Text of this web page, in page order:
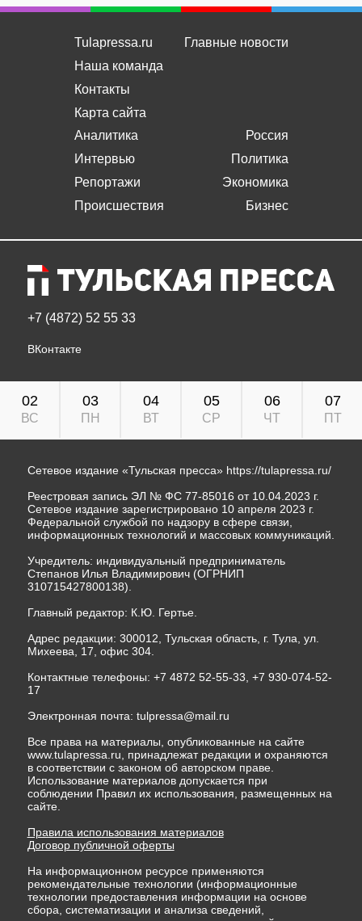
Tulapressa.ru
Наша команда
Контакты
Карта сайта
Главные новости
Аналитика
Интервью
Репортажи
Происшествия
Россия
Политика
Экономика
Бизнес
+7 (4872) 52 55 33
ВКонтакте
02
ВС
03
ПН
04
ВТ
05
СР
06
ЧТ
07
ПТ
Сетевое издание «Тульская пресса» https://tulapressa.ru/
Реестровая запись ЭЛ № ФС 77-85016 от 10.04.2023 г.
Сетевое издание зарегистрировано 10 апреля 2023 г.
Федеральной службой по надзору в сфере связи,
информационных технологий и массовых коммуникаций.
Учредитель: индивидуальный предприниматель
Степанов Илья Владимирович (ОГРНИП
310715427800138).
Главный редактор: К.Ю. Гертье.
Адрес редакции: 300012, Тульская область, г. Тула, ул.
Михеева, 17, офис 304.
Контактные телефоны: +7 4872 52-55-33, +7 930-074-52-
17
Электронная почта: tulpressa@mail.ru
Все права на материалы, опубликованные на сайте
www.tulapressa.ru, принадлежат редакции и охраняются
в соответствии с законом об авторском праве.
Использование материалов допускается при
соблюдении Правил их использования, размещенных на
сайте.
Правила использования материалов
Договор публичной оферты
На информационном ресурсе применяются
рекомендательные технологии (информационные
технологии предоставления информации на основе
сбора, систематизации и анализа сведений,